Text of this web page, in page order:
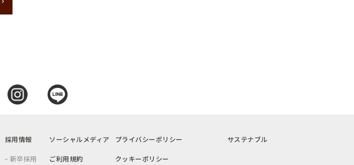
採用情報
新卒採用
ソーシャルメディア
ご利用規約
プライバシーポリシー
クッキーポリシー
サステナブル